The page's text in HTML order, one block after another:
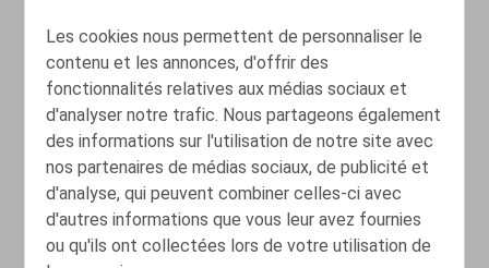
Les cookies nous permettent de personnaliser le
contenu et les annonces, d'offrir des
fonctionnalités relatives aux médias sociaux et
d'analyser notre trafic. Nous partageons également
des informations sur l'utilisation de notre site avec
nos partenaires de médias sociaux, de publicité et
d'analyse, qui peuvent combiner celles-ci avec
d'autres informations que vous leur avez fournies
ou qu'ils ont collectées lors de votre utilisation de
Webinar "Loontransparantie" (in
samenwerking met
LegalNews/LegalLearning)
LIRE PLUS